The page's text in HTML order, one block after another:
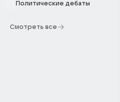
Политические дебаты
Смотреть все